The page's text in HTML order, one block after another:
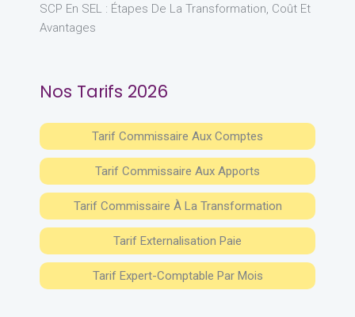
SCP En SEL : Étapes De La Transformation, Coût Et
Avantages
Nos Tarifs 2026
Tarif Commissaire Aux Comptes
Tarif Commissaire Aux Apports
Tarif Commissaire À La Transformation
Tarif Externalisation Paie
Tarif Expert-Comptable Par Mois